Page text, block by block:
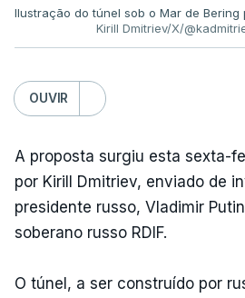
Ilustração do túnel sob o Mar de Bering
Kirill Dmitriev/X/
OUVIR
A proposta surgiu esta sexta-
por Kirill Dmitriev, enviado de
presidente russo, Vladimir
soberano russo RDIF.
O túnel, a ser construído por